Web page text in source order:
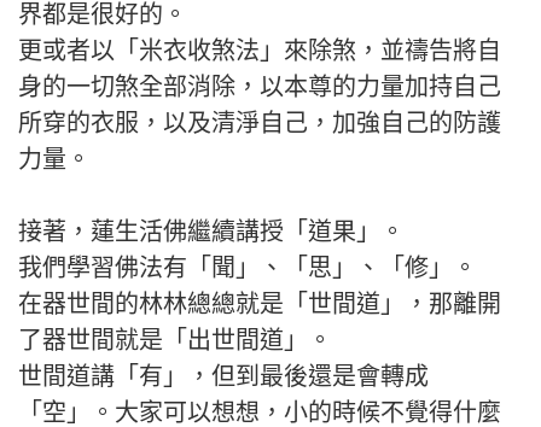
界都是很好的。
更或者以「米衣收煞法」來除煞，並禱告將自
身的一切煞全部消除，以本尊的力量加持自己
所穿的衣服，以及清淨自己，加強自己的防護
力量。
接著，蓮生活佛繼續講授「道果」。
我們學習佛法有「聞」、「思」、「修」。
在器世間的林林總總就是「世間道」，那離開
了器世間就是「出世間道」。
世間道講「有」，但到最後還是會轉成
「空」。大家可以想想，小的時候不覺得什麼